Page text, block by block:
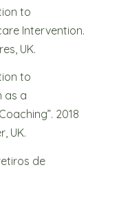
to
Intervention.
UK.
to
as a
2018
UK.
de